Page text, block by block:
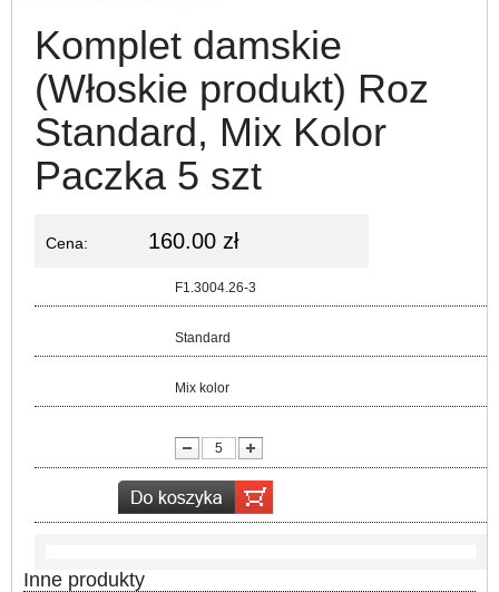
Komplet damskie
(Włoskie produkt) Roz
Standard, Mix Kolor
Paczka 5 szt
Cena: 160.00 zł
F1.3004.26-3
Standard
Mix kolor
Inne produkty